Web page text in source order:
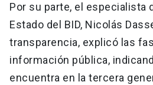
Por su parte, el especialista
Estado del BID, Nicolás
transparencia, explicó las
información pública,
encuentra en la tercera